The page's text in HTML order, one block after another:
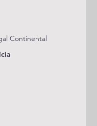
Continental